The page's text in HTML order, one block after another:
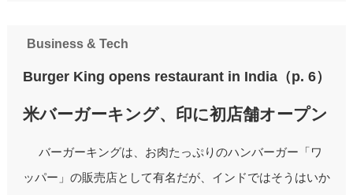
Business & Tech
Burger King opens restaurant in India（p. 6）
米バーガーキング、印に初店舗オープン
バーガーキングは、お肉たっぷりのハンバーガー「ワ
ッパー」の販売店として有名だが、インドではそうはいか